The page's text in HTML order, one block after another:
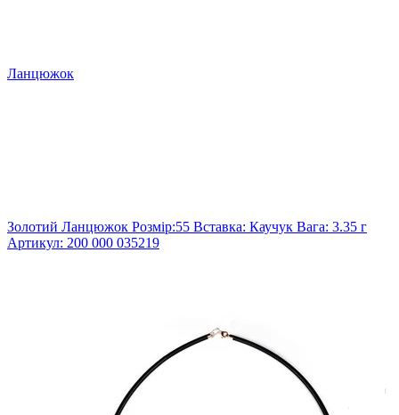
Ланцюжок
Золотий Ланцюжок Розмір:55 Вставка: Каучук Вага: 3.35 г
Артикул: 200 000 035219